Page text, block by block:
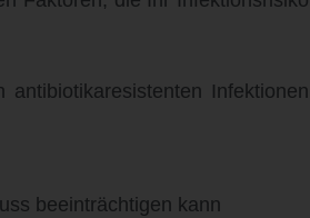
Infektionen
beeinträchtigen kann